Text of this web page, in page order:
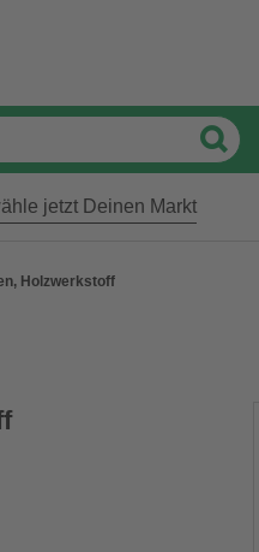
jetzt Deinen Markt
Holzwerkstoff